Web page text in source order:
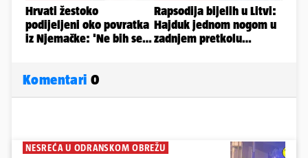
Komentari 0
NESREĆA U ODRANSKOM OBREŽU